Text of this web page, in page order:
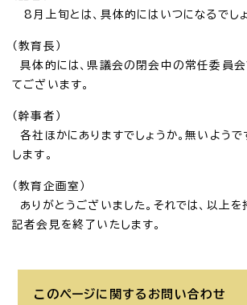
8月上旬とは、具体的にはいつになるでしょ
（教育長）
具体的には、県議会の閉会中の常任委員
てございます。
（幹事者）
各社ほかにありますでしょうか。無いようで
します。
（教育企画室）
ありがとうございました。それでは、以上を
記者会見を終了いたします。
このページに関する お問い合わせ